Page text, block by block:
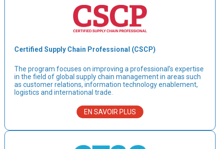
Certified Supply Chain Professional (CSCP)
The program focuses on improving a professional’s expertise
in the field of global supply chain management in areas such
as customer relations, information technology enablement,
logistics and international trade.
EN SAVOIR PLUS